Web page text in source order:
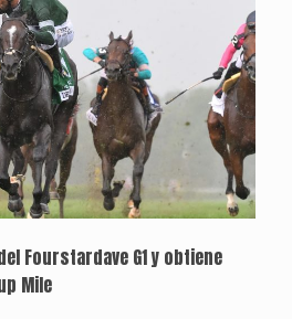
Fourstardave G1 y obtiene
Mile